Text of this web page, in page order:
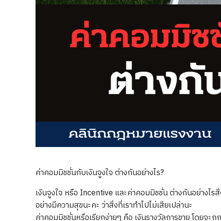
ค่าคอมมิชชั่นกับเงินจูงใจ ต่างกันอย่างไร?
เงินจูงใจ หรือ Incentive และค่าคอมมิชชั่น ต่างกันอย่างไ
อย่างมีความสุขนะคะ ว่าสิ่งที่เราทำไปไม่เสียเปล่านะ
ค่าคอมมิชชั่นหรือเรียกง่ายๆ คือ เงินรางวัลการขาย โดย